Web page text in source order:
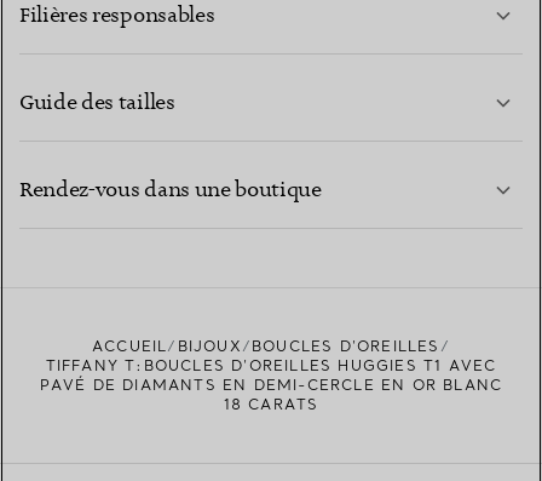
Filières responsables
Guide des tailles
Rendez-vous dans une boutique
TROUVEZ LA BOUTIQUE LA PLUS PROCHE
ACCUEIL BIJOUX
BOUCLES D’OREILLES
TIFFANY T:BOUCLES D’OREILLES HUGGIES T1 AVEC
PAVÉ DE DIAMANTS EN DEMI-CERCLE EN OR BLANC
18 CARATS